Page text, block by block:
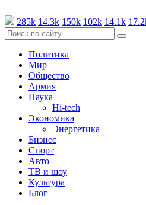
285k 14.3k 150k 102k 14.1k
Политика
Мир
Общество
Армия
Наука
Hi-tech
Экономика
Энергетика
Бизнес
Спорт
Авто
ТВ и шоу
Культура
Блог